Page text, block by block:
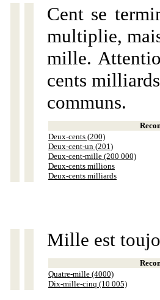
Cent se
multiplie,
mille.
cents
communs.
Deux-cents (200)
Deux-cent-un (201)
Deux-cent-mille (200 000)
Deux-cents millions
Deux-cents milliards
Mille est
Quatre-mille (4000)
Dix-mille-cinq (10 005)